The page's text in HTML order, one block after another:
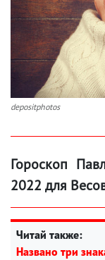
depositphotos
Гороскоп
2022 для
Читай также:
Названо три